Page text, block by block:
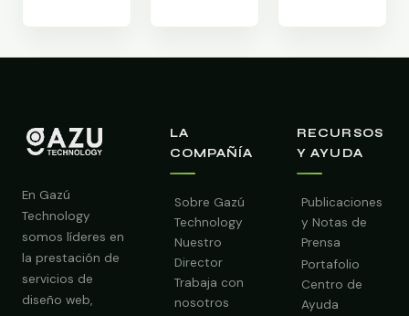
En Gazú
Technology
somos líderes en
la prestación de
servicios de
diseño web,
LA
COMPAÑÍA
Sobre Gazú
Technology
Nuestro
Director
Trabaja con
nosotros
RECURSOS
Y AYUDA
Publicaciones
y Notas de
Prensa
Portafolio
Centro de
Ayuda